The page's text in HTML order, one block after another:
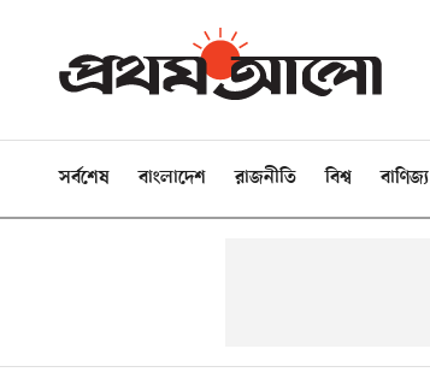
সর্বশেষ বাংলাদেশ রাজনীতি বিশ্ব বাণিজ্য